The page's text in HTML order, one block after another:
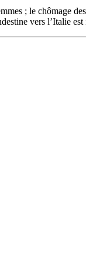
; le chômage
vers l’Italie